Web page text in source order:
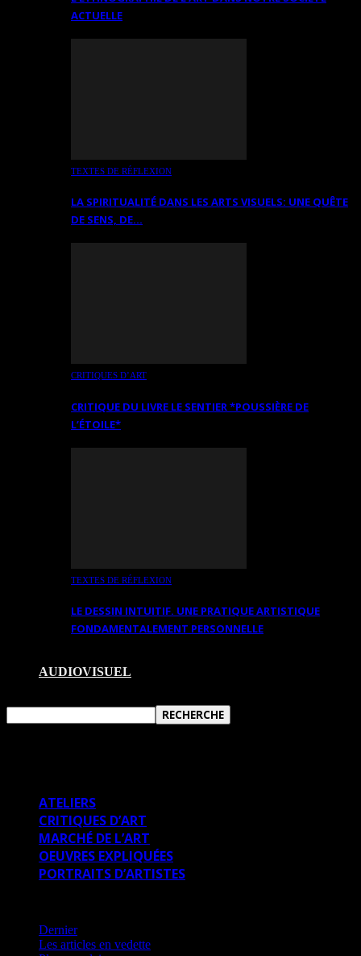
ACTUELLE
TEXTES DE RÉFLEXION
LA SPIRITUALITÉ DANS LES ARTS VISUELS: UNE QUÊTE
DE SENS, DE…
CRITIQUES D’ART
CRITIQUE DU LIVRE LE SENTIER *POUSSIÈRE DE
L’ÉTOILE*
TEXTES DE RÉFLEXION
LE DESSIN INTUITIF. UNE PRATIQUE ARTISTIQUE
FONDAMENTALEMENT PERSONNELLE
AUDIOVISUEL
ATELIERS
CRITIQUES D’ART
MARCHÉ DE L’ART
OEUVRES EXPLIQUÉES
PORTRAITS D’ARTISTES
Dernier
Les articles en vedette